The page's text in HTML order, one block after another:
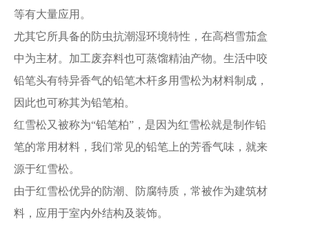
等有大量应用。
尤其它所具备的防虫抗潮湿环境特性，在高档雪茄盒
中为主材。加工废弃料也可蒸馏精油产物。生活中咬
铅笔头有特异香气的铅笔木杆多用雪松为材料制成，
因此也可称其为铅笔柏。
红雪松又被称为“铅笔柏”，是因为红雪松就是制作铅
笔的常用材料，我们常见的铅笔上的芳香气味，就来
源于红雪松。
由于红雪松优异的防潮、防腐特质，常被作为建筑材
料，应用于室内外结构及装饰。